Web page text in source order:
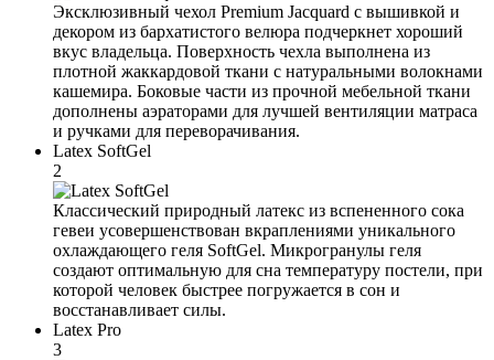
Эксклюзивный чехол Premium Jacquard с вышивкой и
декором из бархатистого велюра подчеркнет хороший
вкус владельца. Поверхность чехла выполнена из
плотной жаккардовой ткани с натуральными волокнами
кашемира. Боковые части из прочной мебельной ткани
дополнены аэраторами для лучшей вентиляции матраса
и ручками для переворачивания.
Latex SoftGel
2
Классический природный латекс из вспененного сока
гевеи усовершенствован вкраплениями уникального
охлаждающего геля SoftGel. Микрогранулы геля
создают оптимальную для сна температуру постели, при
которой человек быстрее погружается в сон и
восстанавливает силы.
Latex Pro
3